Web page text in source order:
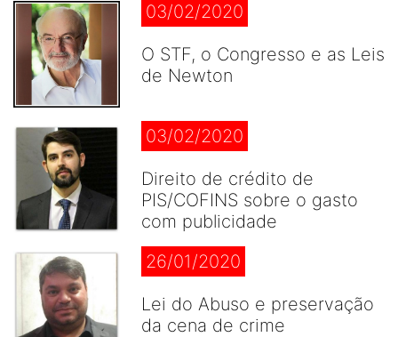
03/02/2020
O STF, o Congresso e as Leis
de Newton
03/02/2020
Direito de crédito de
PIS/COFINS sobre o gasto
com publicidade
26/01/2020
Lei do Abuso e preservação
da cena de crime